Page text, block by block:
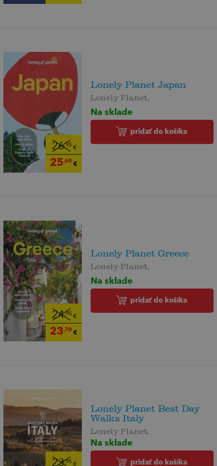
26,95€
25,60€
Lonely Planet Japan
Lonely Planet,
Na sklade
pridať do košíka
24,95€
23,70€
Lonely Planet Greece
Lonely Planet,
Na sklade
pridať do košíka
23,95€
Lonely Planet Best Day
Walks Italy
Lonely Planet,
Na sklade
pridať do košíka